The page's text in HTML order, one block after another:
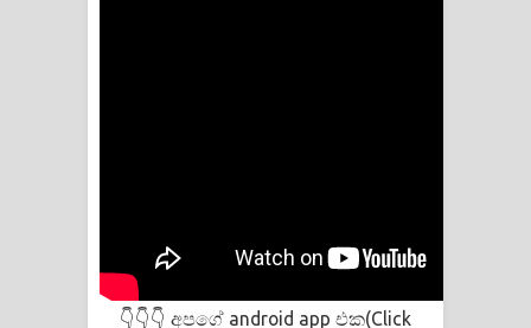
👇👇👇 අපගේ android app එක(Click